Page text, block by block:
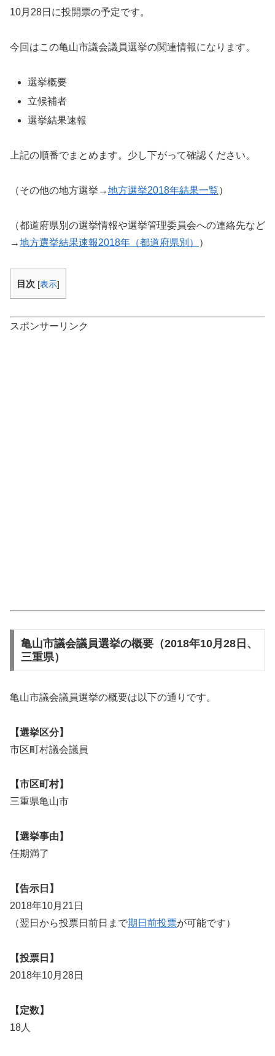
10月28日に投開票の予定です。
今回はこの亀山市議会議員選挙の関連情報になります。
選挙概要
立候補者
選挙結果速報
上記の順番でまとめます。少し下がって確認ください。
（その他の地方選挙→地方選挙2018年結果一覧）
（都道府県別の選挙情報や選挙管理委員会への連絡先など
→地方選挙結果速報2018年（都道府県別） ）
目次 [表示]
スポンサーリンク
亀山市議会議員選挙の概要（2018年10月28日、
三重県）
亀山市議会議員選挙の概要は以下の通りです。
【選挙区分】
市区町村議会議員
【市区町村】
三重県亀山市
【選挙事由】
任期満了
【告示日】
2018年10月21日
（翌日から投票日前日まで期日前投票が可能です）
【投票日】
2018年10月28日
【定数】
18人